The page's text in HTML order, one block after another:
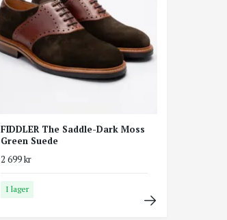
FIDDLER The Saddle-Dark Moss
Green Suede
2 699 kr
I lager